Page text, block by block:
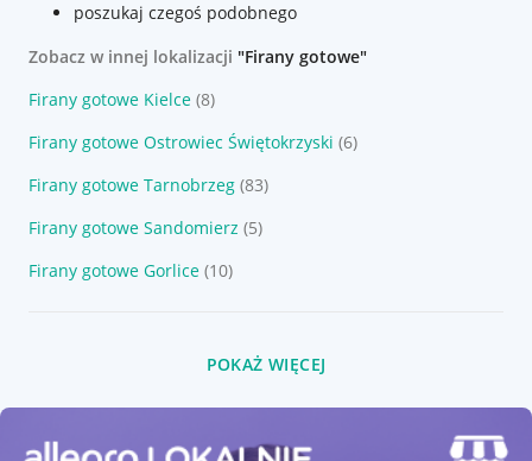
poszukaj czegoś podobnego
Zobacz w innej lokalizacji "Firany gotowe"
Firany gotowe Kielce (8)
Firany gotowe Ostrowiec Świętokrzyski (6)
Firany gotowe Tarnobrzeg (83)
Firany gotowe Sandomierz (5)
Firany gotowe Gorlice (10)
POKAŻ WIĘCEJ